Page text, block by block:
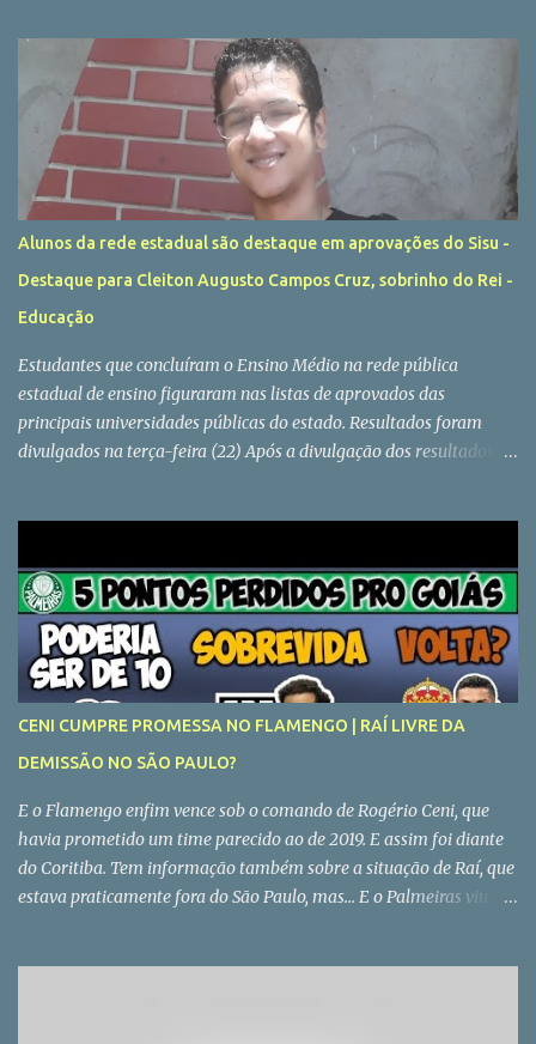
Alunos da rede estadual são destaque em aprovações do Sisu -
Destaque para Cleiton Augusto Campos Cruz, sobrinho do Rei -
Educação
Estudantes que concluíram o Ensino Médio na rede pública
estadual de ensino figuraram nas listas de aprovados das
principais universidades públicas do estado. Resultados foram
divulgados na terça-feira (22) Após a divulgação dos resultados do
públicas de ensino superior do país. Cleiton Augusto Campos Cruz,
de 17 anos, é um dos jovens que concluíram a 3ª série do Ensino
Médio no final do ano passado e que, agora, ingressam na
universidade. Aluno do Colégio Estadual Sebastião Alves de Souza,
em Goiânia, Cleiton conquistou o 1º lugar entre os candidatos
oriundos de escolas públicas, no curso de Geografia, da
Universidade Federal de Goiás (UFG). “Eu sonhei demais com esse
resultado” , conta o estudante, feliz por ingressar em uma das
inicialmente, dese...
CENI CUMPRE PROMESSA NO FLAMENGO | RAÍ LIVRE DA
DEMISSÃO NO SÃO PAULO?
E o Flamengo enfim vence sob o comando de Rogério Ceni, que
havia prometido um time parecido ao de 2019. E assim foi diante
do Coritiba. Tem informação também sobre a situação de Raí, que
estava praticamente fora do São Paulo, mas... E o Palmeiras viu sua